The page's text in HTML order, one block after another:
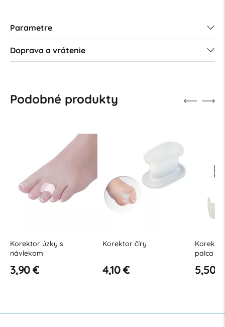
Parametre
Doprava a vrátenie
Podobné produkty
Korektor úzky s
návlekom
3,90 €
Korektor číry
4,10 €
palca
5,50 €